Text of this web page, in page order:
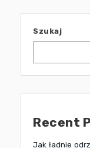
Szukaj
Recent
Jak ładnie